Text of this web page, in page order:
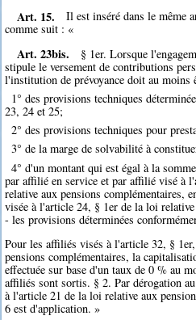
Art. 15.
Il est inséré dans le même
comme suit : «
Art. 23bis.
§ 1er. Lorsque
stipule le versement de contributions
l'institution de prévoyance doit au moins
1° des provisions techniques
23, 24 et 25;
2° des provisions techniques pour
3° de la marge de solvabilité à
4° d'un montant qui est égal à la
par affilié en service et par affilié visé à
relative aux pensions complémentaires,
visée à l'article 24, § 1er de la loi
- les provisions déterminées
Pour les affiliés visés à l'article 32, §
pensions complémentaires, la
effectuée sur base d'un taux de 0 % au
affiliés sont sortis. § 2. Par dérogation
à l'article 21 de la loi relative aux
6 est d'application. »